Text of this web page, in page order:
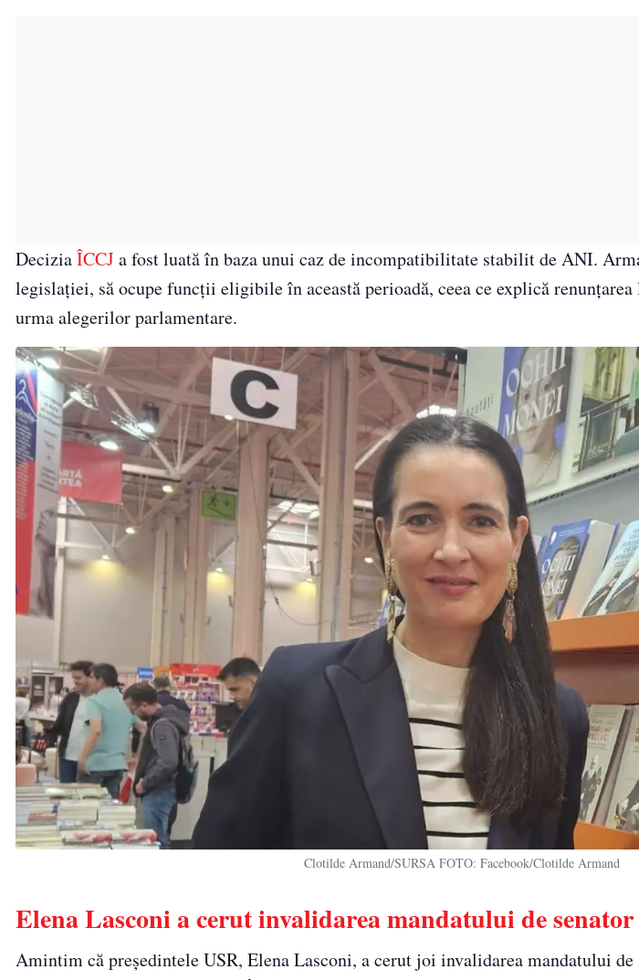
DeciziaÎCCJa fost luată în baza unui caz de incompatibilitate stabilit de ANI.
legislației, să ocupe funcții eligibile în această perioadă, ceea ce explică
urma alegerilor parlamentare.
Clotilde Armand/SURSA FOTO: Facebook/Clotilde Armand
Elena Lasconi a cerut invalidarea mandatului de senator
Amintim că președintele USR, Elena Lasconi, a cerut joi invalidarea mandatului